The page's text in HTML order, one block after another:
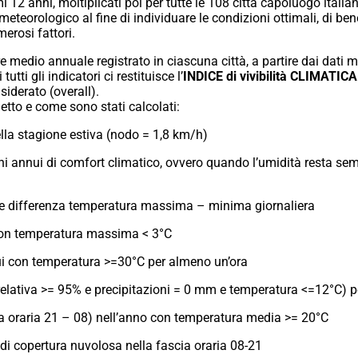
al fine di individuare le condizioni ottimali, di
fattori.
medio annuale registrato in ciascuna città, a partire dai dati
gli indicatori ci restituisce l’INDICE di vivibilità
(overall).
e come sono stati calcolati:
stagione estiva (nodo = 1,8 km/h)
annui di comfort climatico, ovvero quando l’umidità resta
differenza temperatura massima – minima giornaliera
temperatura massima < 3°C
temperatura >=30°C per almeno un’ora
>= 95% e precipitazioni = 0 mm e temperatura <=12°C)
21 – 08) nell’anno con temperatura media >= 20°C
copertura nuvolosa nella fascia oraria 08-21